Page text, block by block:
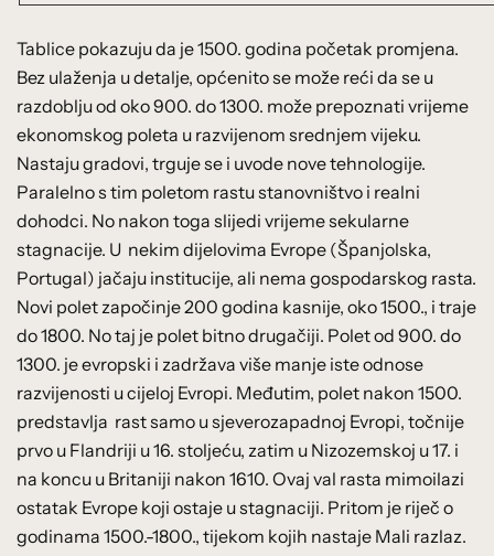
Tablice pokazuju da je 1500. godina početak promjena.
Bez ulaženja u detalje, općenito se može reći da se u
razdoblju od oko 900. do 1300. može prepoznati vrijeme
ekonomskog poleta u razvijenom srednjem vijeku.
Nastaju gradovi, trguje se i uvode nove tehnologije.
Paralelno s tim poletom rastu stanovništvo i realni
dohodci. No nakon toga slijedi vrijeme sekularne
stagnacije. U nekim dijelovima Evrope (Španjolska,
Portugal) jačaju institucije, ali nema gospodarskog rasta.
Novi polet započinje 200 godina kasnije, oko 1500., i traje
do 1800. No taj je polet bitno drugačiji. Polet od 900. do
1300. je evropski i zadržava više manje iste odnose
razvijenosti u cijeloj Evropi. Međutim, polet nakon 1500.
predstavlja rast samo u sjeverozapadnoj Evropi, točnije
prvo u Flandriji u 16. stoljeću, zatim u Nizozemskoj u 17. i
na koncu u Britaniji nakon 1610. Ovaj val rasta mimoilazi
ostatak Evrope koji ostaje u stagnaciji. Pritom je riječ o
godinama 1500.-1800., tijekom kojih nastaje Mali razlaz.